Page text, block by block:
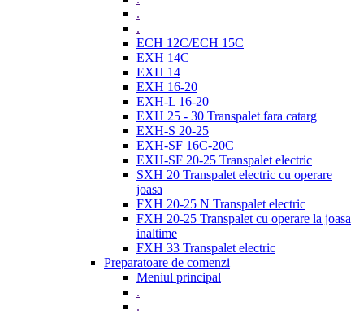
.
.
ECH 12C/ECH 15C
EXH 14C
EXH 14
EXH 16-20
EXH-L 16-20
EXH 25 - 30 Transpalet fara catarg
EXH-S 20-25
EXH-SF 16C-20C
EXH-SF 20-25 Transpalet electric
SXH 20 Transpalet electric cu operare
joasa
FXH 20-25 N Transpalet electric
FXH 20-25 Transpalet cu operare la joasa
inaltime
FXH 33 Transpalet electric
Preparatoare de comenzi
Meniul principal
.
.